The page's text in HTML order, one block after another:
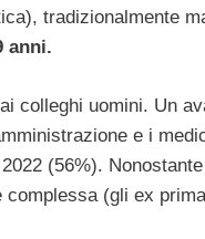
tradizionalmente
anni.
colleghi uomini. Un
e i
(56%).
(gli ex